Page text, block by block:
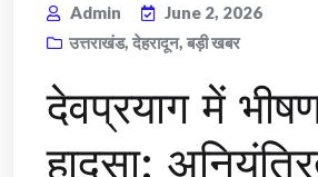
Admin
June 2, 2026
उत्तराखंड, देहरादून, बड़ी खबर
देवप्रयाग में
हादसा: